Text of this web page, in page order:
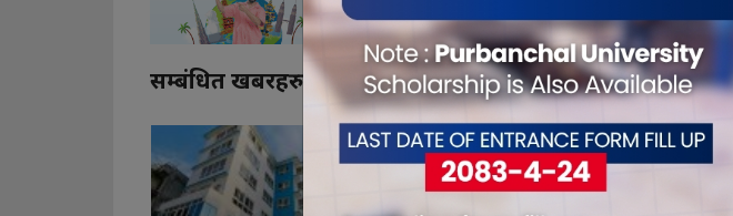
सम्बंधित खबरहरु